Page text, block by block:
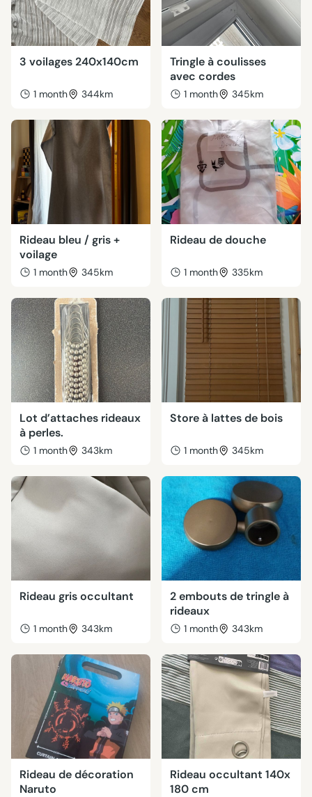
3 voilages 240x140cm
1 month 344km
Tringle à coulisses
avec cordes
1 month 345km
Rideau bleu / gris +
voilage
1 month 345km
Rideau de douche
1 month 335km
Lot d’attaches rideaux
à perles.
1 month 343km
Store à lattes de bois
1 month 345km
Rideau gris occultant
1 month 343km
2 embouts de tringle à
rideaux
1 month 343km
Rideau de décoration
Naruto
Rideau occultant 140x
180 cm